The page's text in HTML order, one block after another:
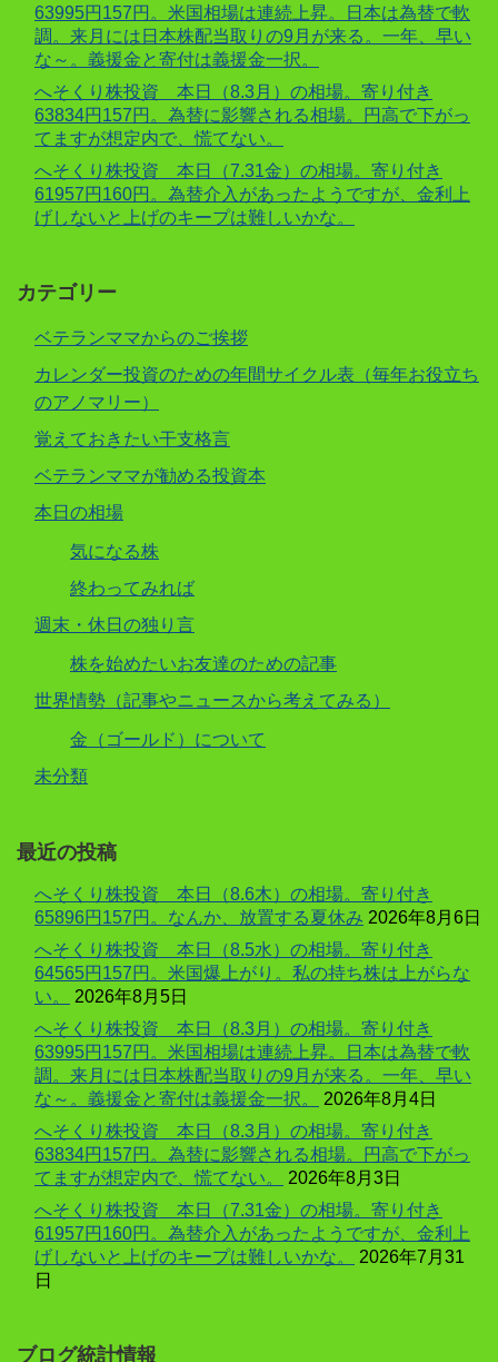
63995円157円。米国相場は連続上昇。日本は為替で軟
調。来月には日本株配当取りの9月が来る。一年、早い
な～。義援金と寄付は義援金一択。
へそくり株投資 本日（8.3月）の相場。寄り付き
63834円157円。為替に影響される相場。円高で下がっ
てますが想定内で、慌てない。
へそくり株投資 本日（7.31金）の相場。寄り付き
61957円160円。為替介入があったようですが、金利上
げしないと上げのキープは難しいかな。
カテゴリー
ベテランママからのご挨拶
カレンダー投資のための年間サイクル表（毎年お役立ち
のアノマリー）
覚えておきたい干支格言
ベテランママが勧める投資本
本日の相場
気になる株
終わってみれば
週末・休日の独り言
株を始めたいお友達のための記事
世界情勢（記事やニュースから考えてみる）
金（ゴールド）について
未分類
最近の投稿
へそくり株投資 本日（8.6木）の相場。寄り付き
65896円157円。なんか、放置する夏休み 2026年8月6日
へそくり株投資 本日（8.5水）の相場。寄り付き
64565円157円。米国爆上がり。私の持ち株は上がらな
い。
2026年8月5日
へそくり株投資 本日（8.3月）の相場。寄り付き
63995円157円。米国相場は連続上昇。日本は為替で軟
調。来月には日本株配当取りの9月が来る。一年、早い
な～。義援金と寄付は義援金一択。
2026年8月4日
へそくり株投資 本日（8.3月）の相場。寄り付き
63834円157円。為替に影響される相場。円高で下がっ
てますが想定内で、慌てない。
2026年8月3日
へそくり株投資 本日（7.31金）の相場。寄り付き
61957円160円。為替介入があったようですが、金利上
げしないと上げのキープは難しいかな。
2026年7月31
日
ブログ統計情報